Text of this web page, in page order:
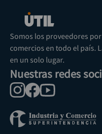
Somos los proveedores
comercios en todo el país.
en un solo lugar.
Nuestras redes